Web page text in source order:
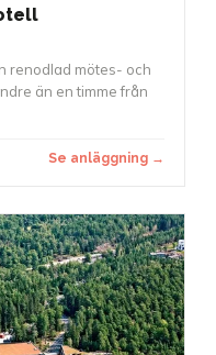
renodlad mötes- och
än en timme från
Se anläggning →